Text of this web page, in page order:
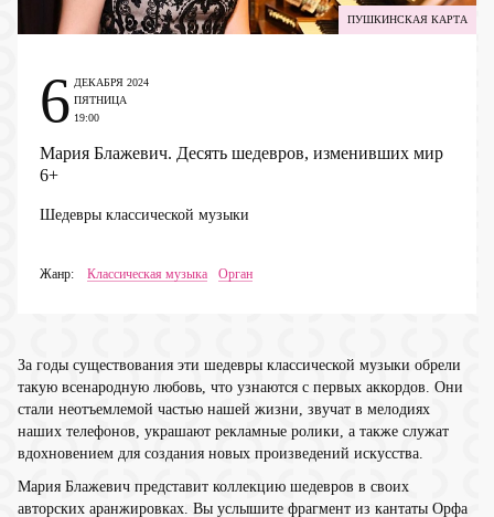
ПУШКИНСКАЯ КАРТА
Мария Блажевич. Десять шедевров, изменивших мир
6+
Шедевры классической музыки
Жанр: Классическая музыка Орган
6 ДЕКАБРЯ 2024
ПЯТНИЦА
19:00
За годы существования эти шедевры классической музыки обрели
такую всенародную любовь, что узнаются с первых аккордов. Они
стали неотъемлемой частью нашей жизни, звучат в мелодиях
наших телефонов, украшают рекламные ролики, а также служат
вдохновением для создания новых произведений искусства.
Мария Блажевич представит коллекцию шедевров в своих
авторских аранжировках. Вы услышите фрагмент из кантаты Орфа